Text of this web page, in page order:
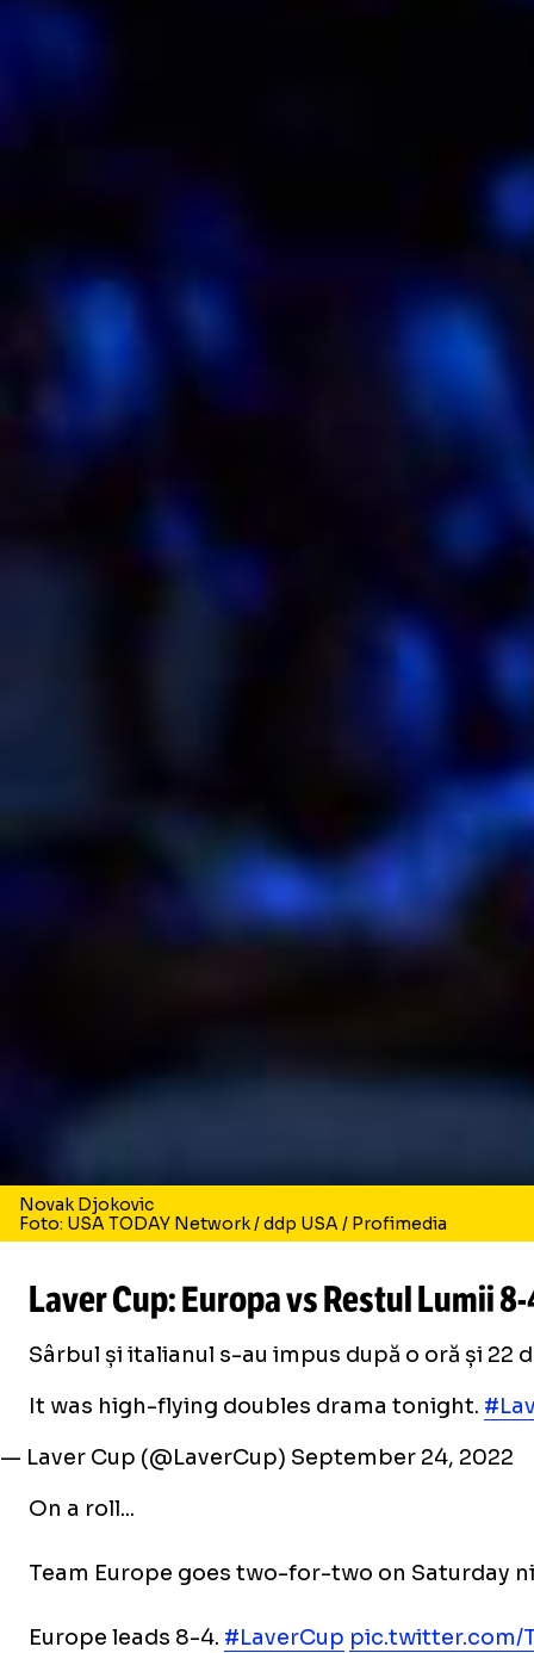
Novak Djokovic
Foto: USA TODAY Network / ddp USA / Profimedia
Laver Cup: Europa vs Restul Lumii
Sârbul și italianul s-au impus după o oră și 22
It was high-flying doubles drama tonight.
— Laver Cup (@LaverCup) September 24, 2022
On a roll...
Team Europe goes two-for-two on Saturday
Europe leads 8-4. #LaverCup pic.twitter.com/